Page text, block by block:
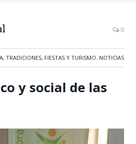
0
TRADICIONES, FIESTAS Y TURISMO, NOTICIAS
y social de las